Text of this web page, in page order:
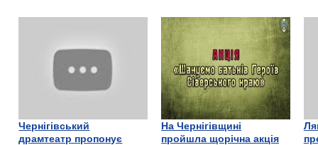
Чернігівський
драмтеатр пропонує
На Чернігівщині
пройшла щорічна акція